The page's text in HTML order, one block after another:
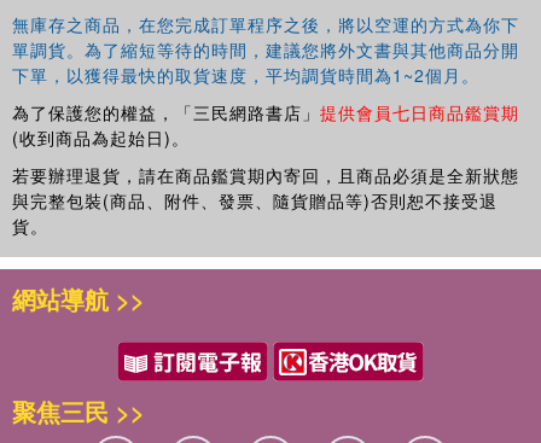
無庫存之商品，在您完成訂單程序之後，將以空運的方式為你下
單調貨。為了縮短等待的時間，建議您將外文書與其他商品分開
下單，以獲得最快的取貨速度，平均調貨時間為1~2個月。
為了保護您的權益，「三民網路書店」 提供會員七日商品鑑賞期
(收到商品為起始日)。
若要辦理退貨，請在商品鑑賞期內寄回，且商品必須是全新狀態
與完整包裝(商品、附件、發票、隨貨贈品等)否則恕不接受退
貨。
網站導航 >>
聚焦三民 >>